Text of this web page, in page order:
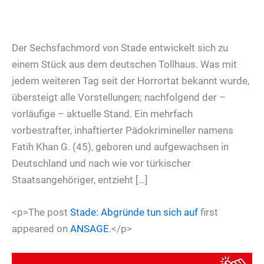
Der Sechsfachmord von Stade entwickelt sich zu
einem Stück aus dem deutschen Tollhaus. Was mit
jedem weiteren Tag seit der Horrortat bekannt wurde,
übersteigt alle Vorstellungen; nachfolgend der –
vorläufige – aktuelle Stand. Ein mehrfach
vorbestrafter, inhaftierter Pädokrimineller namens
Fatih Khan G. (45), geboren und aufgewachsen in
Deutschland und nach wie vor türkischer
Staatsangehöriger, entzieht […]
<p>The post Stade: Abgründe tun sich auf first
appeared on ANSAGE.</p>